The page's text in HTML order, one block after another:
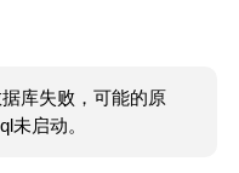
库失败，可能的原
未启动。